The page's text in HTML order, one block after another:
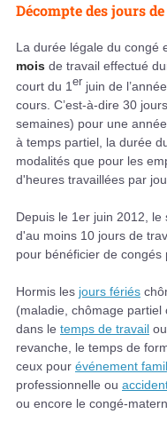
Décompte des jours
La durée légale du congé
mois de travail effectué
court du 1 er juin de
cours. C’est-à-dire 30
semaines) pour une
à temps partiel, la durée
modalités que pour les
d'heures travaillées par
Depuis le 1er juin 2012,
d'au moins 10 jours de
pour bénéficier de congés
Hormis les jours fériés
(maladie, chômage
dans le temps de travail
revanche, le temps de
ceux pour événement
professionnelle ou
ou encore le congé-